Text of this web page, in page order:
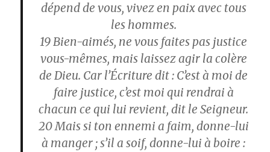
dépend de vous, vivez en paix avec tous
les hommes.
19Bien-aimés, ne vous faites pas justice
vous-mêmes, mais laissez agir la colère
de Dieu. Car l’Écriture dit : C’est à moi de
faire justice, c’est moi qui rendrai à
chacun ce qui lui revient, dit le Seigneur.
20Mais si ton ennemi a faim, donne-lui
à manger ; s’il a soif, donne-lui à boire :